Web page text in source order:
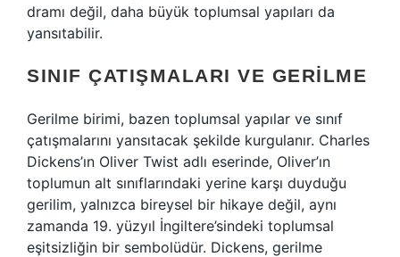
dramı değil, daha büyük toplumsal yapıları da
yansıtabilir.
SINIF ÇATIŞMALARI VE GERILME
Gerilme birimi, bazen toplumsal yapılar ve sınıf
çatışmalarını yansıtacak şekilde kurgulanır. Charles
Dickens’ın Oliver Twist adlı eserinde, Oliver’ın
toplumun alt sınıflarındaki yerine karşı duyduğu
gerilim, yalnızca bireysel bir hikaye değil, aynı
zamanda 19. yüzyıl İngiltere’sindeki toplumsal
eşitsizliğin bir sembolüdür. Dickens, gerilme